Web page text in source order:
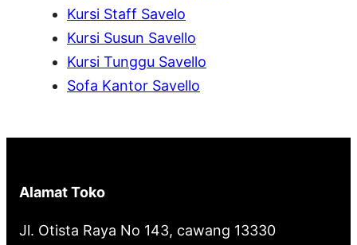
Kursi Staff Savelo
Kursi Susun Savello
Kursi Tunggu Savello
Sofa Kantor Savello
Alamat Toko
Jl. Otista Raya No 143, cawang 13330